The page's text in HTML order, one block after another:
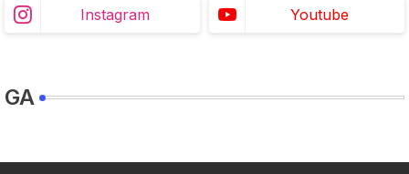
Instagram Youtube
GA